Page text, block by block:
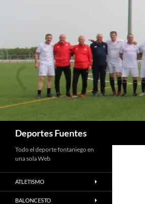
Deportes Fuentes
Todo el deporte fontaniego en
una sola Web
ATLETISMO
BALONCESTO